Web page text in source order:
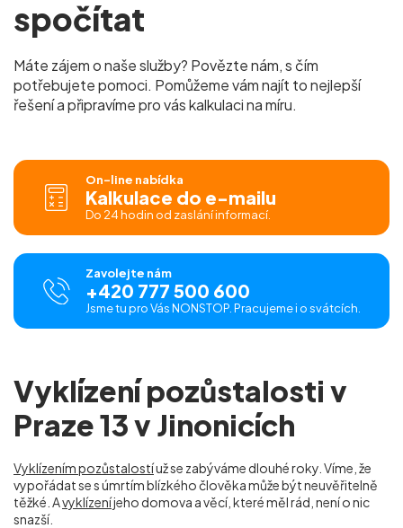
spočítat
Máte zájem o naše služby? Povězte nám, s čím
potřebujete pomoci. Pomůžeme vám najít to nejlepší
řešení a připravíme pro vás kalkulaci na míru.
On-line nabídka
Kalkulace do e-mailu
Do 24 hodin od zaslání informací.
Zavolejte nám
+420 777 500 600
Jsme tu pro Vás NONSTOP. Pracujeme i o svátcích.
Vyklízení pozůstalosti v
Praze 13 v Jinonicích
Vyklízením pozůstalostíuž se zabýváme dlouhé roky. Víme, že
vypořádat se s úmrtím blízkého člověka může být neuvěřitelně
těžké. Avyklízeníjeho domova a věcí, které měl rád, není o nic
snazší.